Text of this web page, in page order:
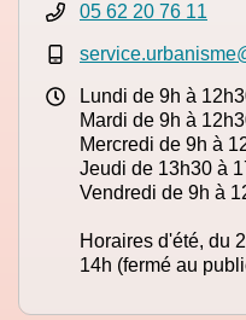
05 62 20 76 11
Lundi de 9h à
Mardi de 9h à
Mercredi de 9h à
Jeudi de 13h30 à
Vendredi de 9h à
Horaires d'été, du
14h (fermé au